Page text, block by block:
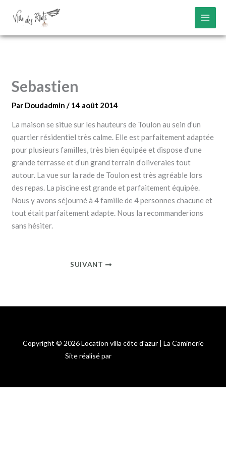
Sebastien
Par Doudadmin/ 14 août 2014
La maison se situe sur les hauteurs de Toulon au sein d’un
quartier résidentiel très calme. Elle est parfaitement adaptée
pour plusieurs familles, très bien équipée et dispose d’une
grande terrasse et d’un grand terrain d’oliveraies tout
autour. La vue sur la rade de Toulon est très agréable lors
des repas. La piscine est grande et parfaitement équipée.
Nous y avons séjourné à 4 famille de 4 personnes chacune et
tout était parfaitement adapte. Nous la recommanderions
sans hésiter.
SUIVANT
Copyright © 2026 Location villa côte d'azur | La Caminerie
Site réalisé par